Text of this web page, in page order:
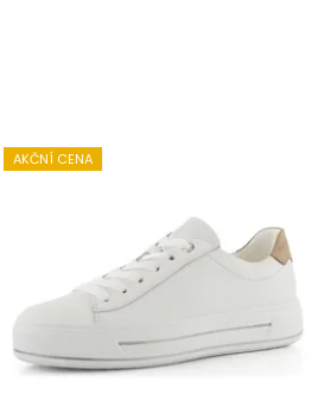
AKČNÍ CENA